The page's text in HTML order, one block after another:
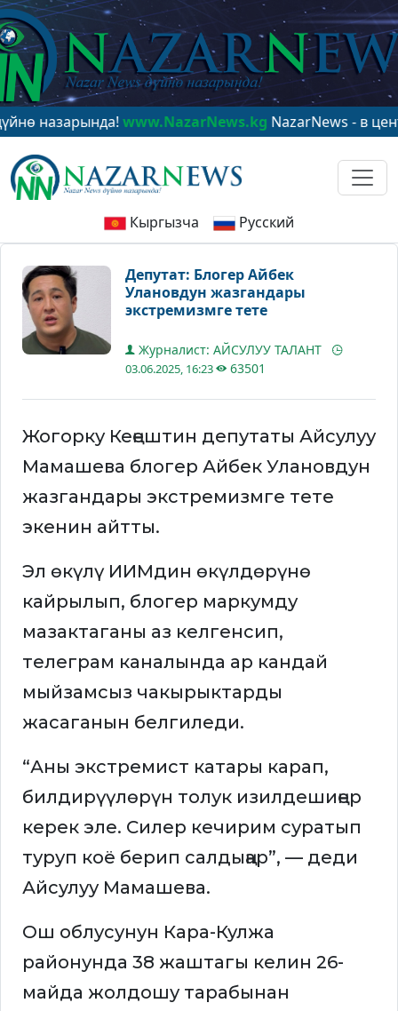
www.NazarNews.kgNazarNews - в центре
Кыргызча Русский
Депутат: Блогер Айбек
Улановдун жазгандары
экстремизмге тете
Журналист: АЙСУЛУУ ТАЛАНТ
03.06.2025, 16:23 63501
Жогорку Кеңештин депутаты Айсулуу
Мамашева блогер Айбек Улановдун
жазгандары экстремизмге тете
экенин айтты.
Эл өкүлү ИИМдин өкүлдөрүнө
кайрылып, блогер маркумду
мазактаганы аз келгенсип,
телеграм каналында ар кандай
мыйзамсыз чакырыктарды
жасаганын белгиледи.
“Аны экстремист катары карап,
билдирүүлөрүн толук изилдешиңер
керек эле. Cилер кечирим суратып
туруп коё берип салдыңар”, — деди
Айсулуу Мамашева.
Ош облусунун Кара-Кулжа
районунда 38 жаштагы келин 26-
майда жолдошу тарабынан